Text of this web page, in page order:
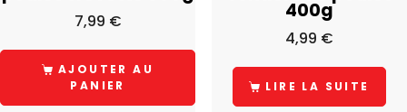
7,99 €
AJOUTER AU
PANIER
400g
4,99 €
LIRE LA SUITE